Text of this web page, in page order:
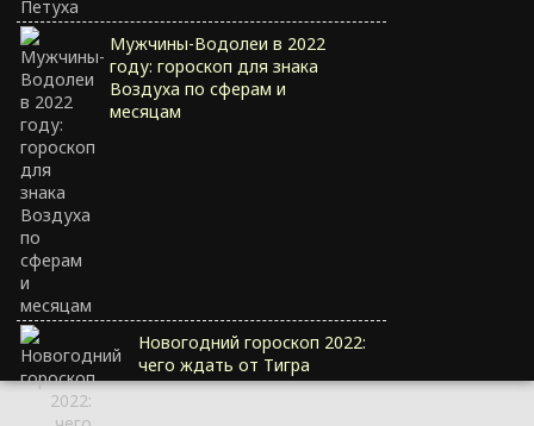
Мужчины-Водолеи в 2022
году: гороскоп для знака
Воздуха по сферам и
месяцам
Новогодний гороскоп 2022:
чего ждать от Тигра